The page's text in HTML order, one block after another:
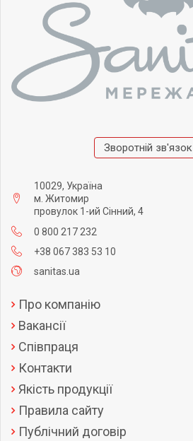
Зворотній зв'язок
10029, Україна
м. Житомир
провулок 1-ий Сінний, 4
0 800 217 232
+38 067 383 53 10
sanitas.ua
Про компанію
Вакансії
Співпраця
Контакти
Якість продукції
Правила сайту
Публічний договір